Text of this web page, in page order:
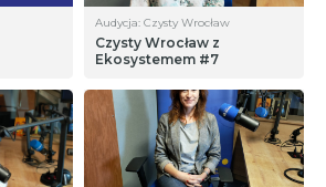
Audycja: Czysty Wrocław
Czysty Wrocław z
Ekosystemem #7